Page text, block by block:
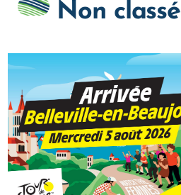
Non classé